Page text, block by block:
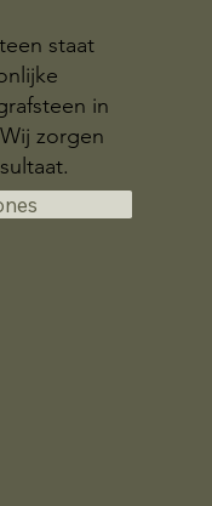
staat
in
zorgen